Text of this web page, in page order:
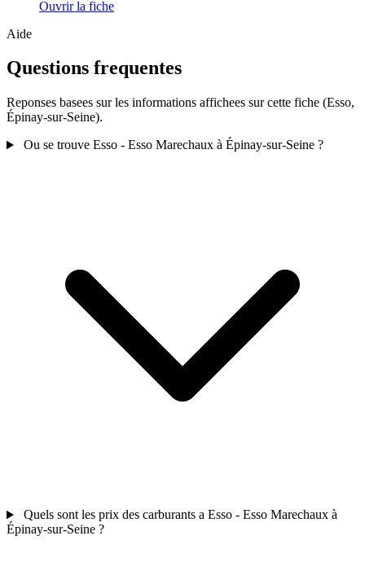
Ouvrir la fiche
Aide
Questions frequentes
Reponses basees sur les informations affichees sur cette fiche (Esso,
Épinay-sur-Seine).
Ou se trouve Esso - Esso Marechaux à Épinay-sur-Seine ?
Quels sont les prix des carburants a Esso - Esso Marechaux à
Épinay-sur-Seine ?